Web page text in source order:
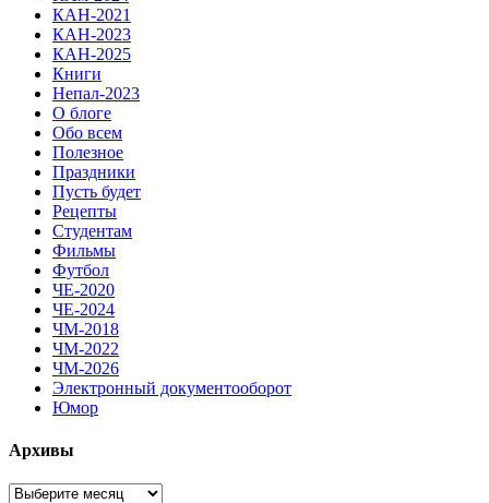
КАН-2021
КАН-2023
КАН-2025
Книги
Непал-2023
О блоге
Обо всем
Полезное
Праздники
Пусть будет
Рецепты
Студентам
Фильмы
Футбол
ЧЕ-2020
ЧЕ-2024
ЧМ-2018
ЧМ-2022
ЧМ-2026
Электронный документооборот
Юмор
Архивы
Архивы